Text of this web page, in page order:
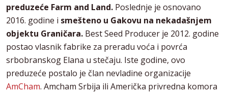
preduzeće Farm and Land. Poslednje je osnovano
2016. godine i smešteno u Gakovu na nekadašnjem
objektu Graničara. Best Seed Producer je 2012. godine
postao vlasnik fabrike za preradu voća i povrća
srbobranskog Elana u stečaju. Iste godine, ovo
preduzeće postalo je član nevladine organizacije
AmCham. Amcham Srbija ili Američka privredna komora